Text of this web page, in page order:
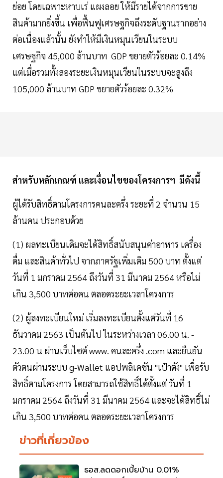
ย่อย โดยเฉพาะหาบเร่ แผงลอย ให้มีรายได้จากการขาย
สินค้ามากยิ่งขึ้น เพื่อฟื้นฟูเศรษฐกิจถึงระดับฐานรากอย่าง
ต่อเนื่องแล้วนั้น ยังทำให้มีเงินหมุนเวียนในระบบ
เศรษฐกิจ 45,000 ล้านบาท GDP ขยายตัวร้อยละ 0.14%
แต่เมื่อรวมทั้งสองระยะเงินหมุนเวียนในระบบจะสูงถึง
105,000 ล้านบาท GDP ขยายตัวร้อยละ 0.32%
สำหรับหลักเกณฑ์ และเงื่อนไขของโครงการฯ มีดังนี้
ผู้ได้รับสิทธิ์ตามโครงการคนละครึ่ง ระยะที่ 2 จำนวน 15
ล้านคน ประกอบด้วย
(1) ผลทะเบียนเดิมจะได้สิทธิ์สนับสนุนค่าอาหาร เครื่อง
ดื่ม และสินค้าทั่วไป จากภาครัฐเพิ่มเติม 500 บาท ตั้งแต่
วันที่ 1 มกราคม 2564 ถึงวันที่ 31 มีนาคม 2564 หรือไม่
เกิน 3,500 บาทต่อคน ตลอดระยะเวลาโครงการ
(2) ผู้ลงทะเบียนใหม่ เริ่มลงทะเบียนตั้งแต่วันที่ 16
ธันวาคม 2563 เป็นต้นไป ในระหว่างเวลา 06.00 น. -
23.00 น ผ่านเว็บไซต์ www. คนละครึ่ง .com และยืนยัน
ตัวตนผ่านระบบ g-Wallet แอปพลิเคชัน "เป๋าตัง" เพื่อรับ
สิทธิ์ตามโครงการ โดยสามารถใช้สิทธิ์ได้ตั้งแต่ วันที่ 1
มกราคม 2564 ถึงวันที่ 31 มีนาคม 2564 และจะได้สิทธิ์ไม่
เกิน 3,500 บาทต่อคน ตลอดระยะเวลาโครงการ
ข่าวที่เกี่ยวข้อง
ธอส.ลดดอกเบี้ยบ้าน 0.01%